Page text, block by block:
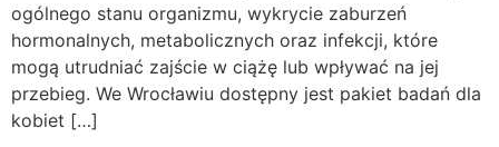
ogólnego stanu organizmu, wykrycie zaburzeń
hormonalnych, metabolicznych oraz infekcji, które
mogą utrudniać zajście w ciążę lub wpływać na jej
przebieg. We Wrocławiu dostępny jest pakiet badań dla
kobiet […]